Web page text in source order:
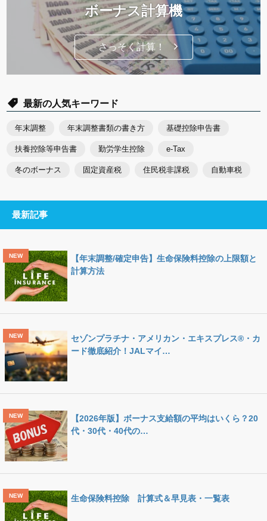
ボーナス計算機
さっそく計算！
最新の人気キーワード
年末調整 年末調整書類の書き方 基礎控除申告書
扶養控除等申告書 勤労学生控除 e-Tax
冬のボーナス 固定資産税 住民税非課税 自動車税
最新記事
【年末調整/確定申告】生命保険料控除の上限額と
計算方法
セゾンプラチナ・アメリカン・エキスプレス®・カ
ード徹底紹介！JALマイ…
【2026年版】ボーナス支給額の平均はいくら？20
代・30代・40代の…
生命保険料控除 計算式＆早見表・一覧表